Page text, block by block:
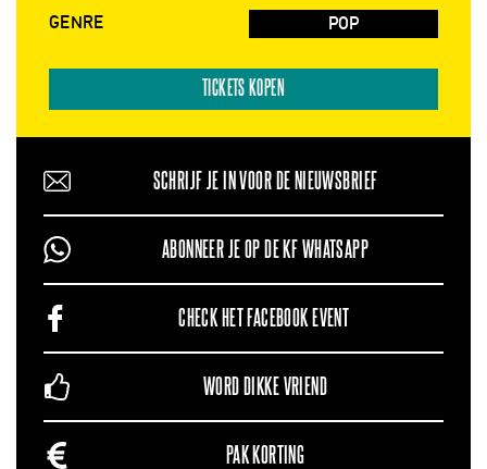
GENRE POP
TICKETS KOPEN
SCHRIJF JE IN VOOR DE NIEUWSBRIEF
ABONNEER JE OP DE KF WHATSAPP
CHECK HET FACEBOOK EVENT
WORD DIKKE VRIEND
PAK KORTING